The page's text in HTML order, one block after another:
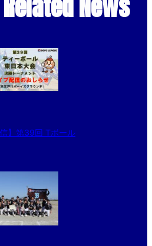
信】第39回 Tボール